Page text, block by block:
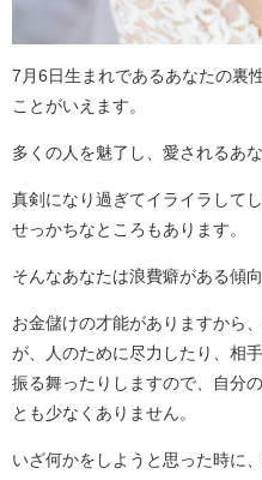
7月6日生まれであるあなたの裏
ことがいえます。
多くの人を魅了し、愛されるあな
真剣になり過ぎてイライラして
せっかちなところもあります。
そんなあなたは浪費癖がある傾
お金儲けの才能がありますから
が、人のために尽力したり、相
振る舞ったりしますので、自分
とも少なくありません。
いざ何かをしようと思った時に